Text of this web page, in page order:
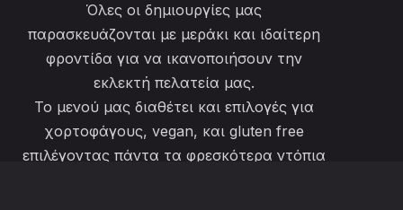
Όλες οι δημιουργίες μας
παρασκευάζονται με μεράκι και ιδαίτερη
φροντίδα για να ικανοποιήσουν την
εκλεκτή πελατεία μας.
Το μενού μας διαθέτει και επιλογές για
χορτοφάγους, vegan, και gluten free
επιλέγοντας πάντα τα φρεσκότερα ντόπια